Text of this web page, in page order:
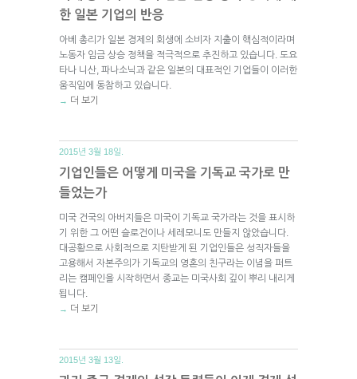
한 일본 기업의 반응
아베 총리가 일본 경제의 회생에 소비자 지출이 핵심적이라며
노동자 임금 상승 정책을 적극적으로 추진하고 있습니다. 도요
타나 니산, 파나소닉과 같은 일본의 대표적인 기업들이 이러한
움직임에 동참하고 있습니다.
→ 더 보기
2015년 3월 18일.
기업인들은 어떻게 미국을 기독교 국가로 만
들었는가
미국 건국의 아버지들은 미국이 기독교 국가라는 것을 표시하
기 위한 그 어떤 슬로건이나 세레모니도 만들지 않았습니다.
대공황으로 사회적으로 지탄받게 된 기업인들은 성직자들을
고용해서 자본주의가 기독교의 영혼의 친구라는 이념을 퍼트
리는 캠페인을 시작하면서 종교는 미국사회 깊이 뿌리 내리게
됩니다.
→ 더 보기
2015년 3월 13일.